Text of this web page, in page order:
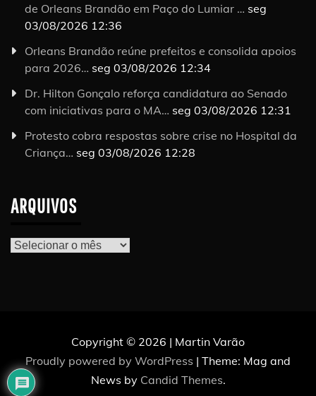
de Orleans Brandão em Paço do Lumiar … seg
03/08/2026 12:36
Orleans Brandão reúne prefeitos e consolida apoios
para 2026… seg 03/08/2026 12:34
Dr. Hilton Gonçalo reforça candidatura ao Senado
com iniciativas para o MA… seg 03/08/2026 12:31
Protesto cobra respostas sobre crise no Hospital da
Criança… seg 03/08/2026 12:28
ARQUIVOS
Arquivos
Copyright © 2026 | Martin Varão
Proudly powered by WordPress | Theme: Mag and
News by Candid Themes.